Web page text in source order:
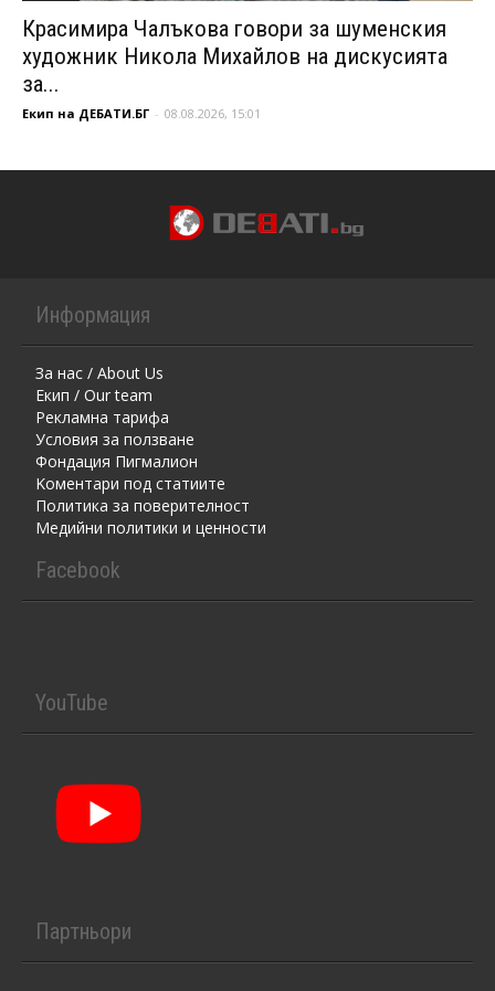
Красимира Чалъкова говори за шуменския
художник Никола Михайлов на дискусията
за...
Екип на ДЕБАТИ.БГ - 08.08.2026, 15:01
Информация
За нас / About Us
Екип / Our team
Рекламна тарифа
Условия за ползване
Фондация Пигмалион
Kоментaри под статиите
Политика за поверителност
Медийни политики и ценности
Facebook
YouTube
Партньори